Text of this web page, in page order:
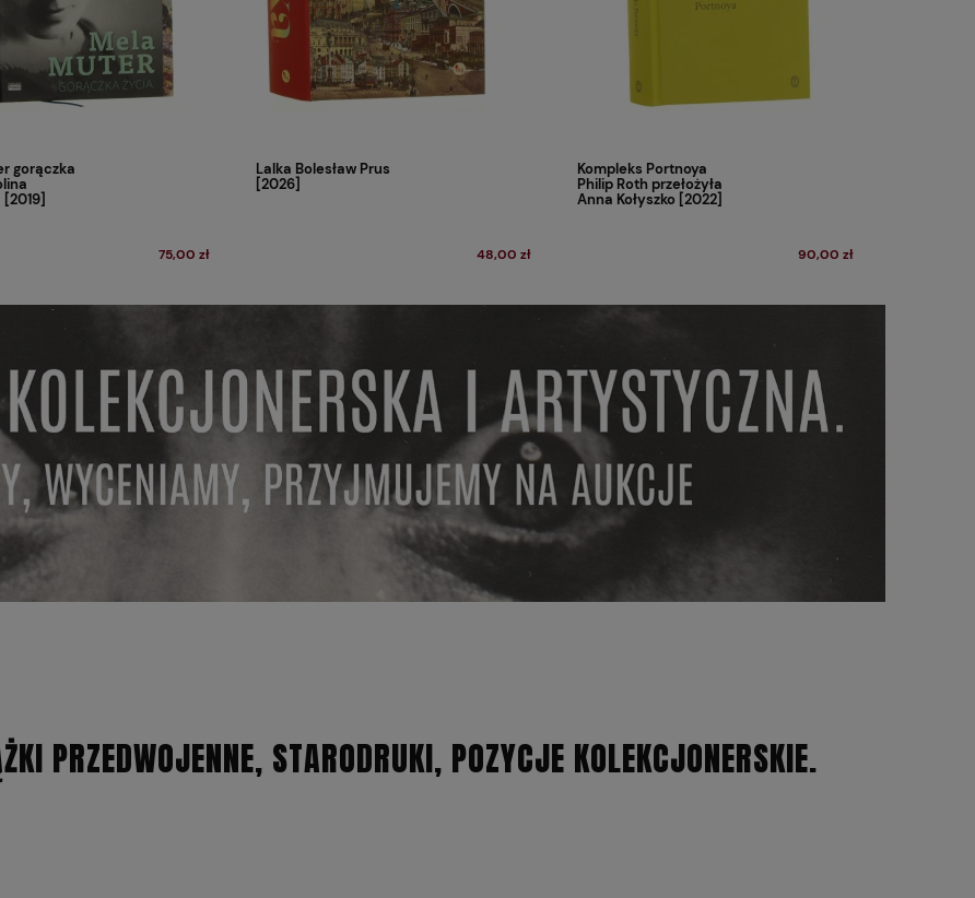
gorączka
75,00 zł
Lalka Bolesław Prus
[2026]
48,00 zł
Kompleks Portnoya
Philip Roth przełożyła
Anna Kołyszko [2022]
90,00 zł
PRZEDWOJENNE, STARODRUKI, POZYCJE KOLEKCJONERSKIE.